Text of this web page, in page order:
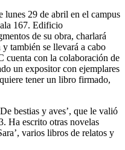
lunes 29 de abril en el campus
167. Edificio
de su obra, charlará
también se llevará a cabo
cuenta con la colaboración de
un expositor con ejemplares
tener un libro firmado,
bestias y aves’, que le valió
Ha escrito otras novelas
varios libros de relatos y